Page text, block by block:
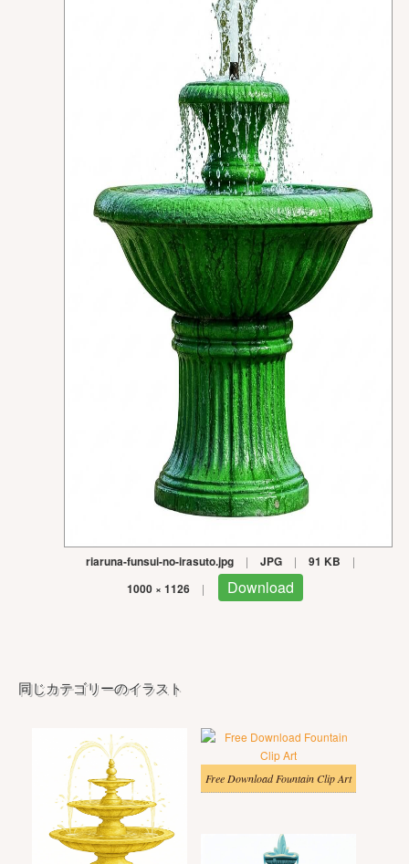
riaruna-funsui-no-irasuto.jpg | JPG | 91 KB |
1000 × 1126 | Download
同じカテゴリーのイラスト
Free Download Fountain Clip Art